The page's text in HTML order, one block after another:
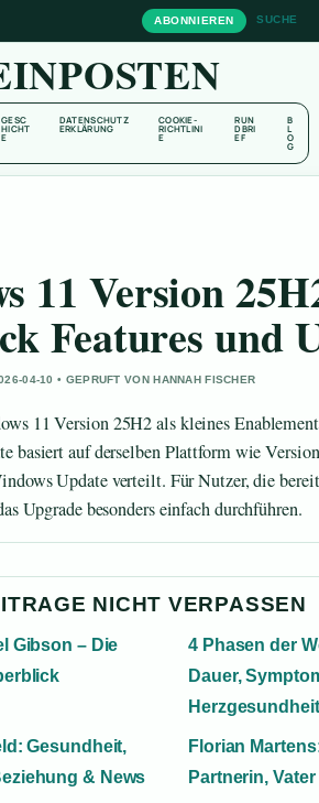
ABONNIEREN SUCHE
GESC
HICHT
E
DATENSCHUTZ
ERKLÄRUNG
COOKIE-
RICHTLINI
E
RUN
DBRI
EF
B
L
O
G
11 Version
Features und
04-10 • GEPRUFT VON HANNAH FISCHER
11 Version 25H2 als kleines
basiert auf derselben Plattform wie
Update verteilt. Für Nutzer, die
Upgrade besonders einfach durchführen.
NICHT VERPASSEN
Gibson – Die
4 Phasen der
Dauer,
Herzgesundheit
Gesundheit,
& News
Florian
Partnerin,